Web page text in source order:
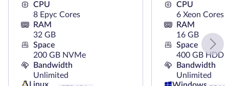
CPU
8 Epyc Cores
RAM
32 GB
Space
200 GB NVMe
Bandwidth
Unlimited
CPU
6 Xeon Cores
RAM
16 GB
Space
400 GB HDD
Bandwidth
Unlimited